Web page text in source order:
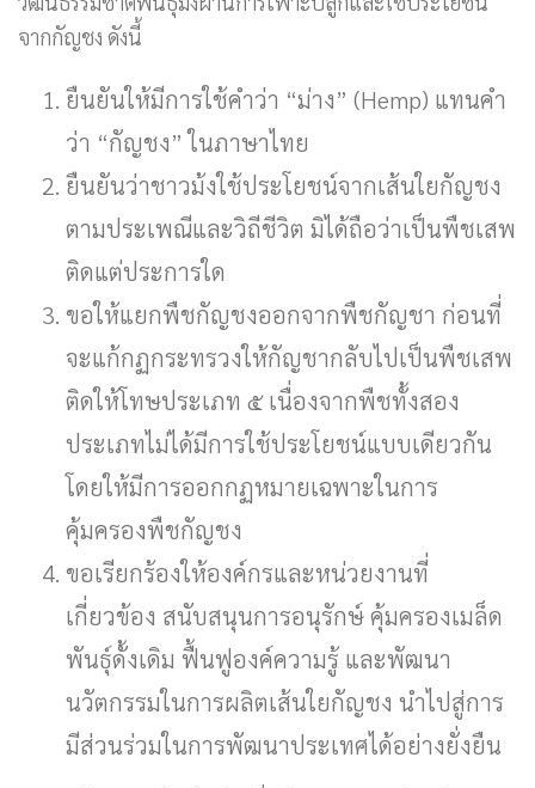
จากกัญชง ดังนี้
ยืนยันให้มีการใช้คำว่า “ม่าง” (Hemp) แทนคำ
ว่า “กัญชง” ในภาษาไทย
ยืนยันว่าชาวม้งใช้ประโยชน์จากเส้นใยกัญชง
ตามประเพณีและวิถีชีวิต มิได้ถือว่าเป็นพืชเสพ
ติดแต่ประการใด
ขอให้แยกพืชกัญชงออกจากพืชกัญชา ก่อนที่
จะแก้กฏกระทรวงให้กัญชากลับไปเป็นพืชเสพ
ติดให้โทษประเภท ๕ เนื่องจากพืชทั้งสอง
ประเภทไม่ได้มีการใช้ประโยชน์แบบเดียวกัน
โดยให้มีการออกกฏหมายเฉพาะในการ
คุ้มครองพืชกัญชง
ขอเรียกร้องให้องค์กรและหน่วยงานที่
เกี่ยวข้อง สนับสนุนการอนุรักษ์ คุ้มครองเมล็ด
พันธุ์ดั้งเดิม ฟื้นฟูองค์ความรู้ และพัฒนา
นวัตกรรมในการผลิตเส้นใยกัญชง นำไปสู่การ
มีส่วนร่วมในการพัฒนาประเทศได้อย่างยั่งยืน